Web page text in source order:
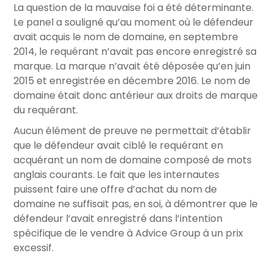
La question de la mauvaise foi a été déterminante.
Le panel a souligné qu’au moment où le défendeur
avait acquis le nom de domaine, en septembre
2014, le requérant n’avait pas encore enregistré sa
marque. La marque n’avait été déposée qu’en juin
2015 et enregistrée en décembre 2016. Le nom de
domaine était donc antérieur aux droits de marque
du requérant.
Aucun élément de preuve ne permettait d’établir
que le défendeur avait ciblé le requérant en
acquérant un nom de domaine composé de mots
anglais courants. Le fait que les internautes
puissent faire une offre d’achat du nom de
domaine ne suffisait pas, en soi, à démontrer que le
défendeur l’avait enregistré dans l’intention
spécifique de le vendre à Advice Group à un prix
excessif.